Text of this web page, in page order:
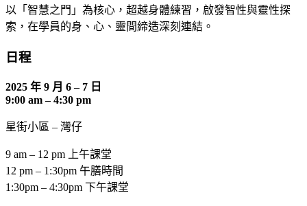
以「智慧之門」為核心，超越身體練習，啟發智性與靈性探
索，在學員的身、心、靈間締造深刻連結。
日程
2025 年 9 月 6 – 7 日
9:00 am – 4:30 pm
星街小區 – 灣仔
9 am – 12 pm 上午課堂
12 pm – 1:30pm 午膳時間
1:30pm – 4:30pm 下午課堂